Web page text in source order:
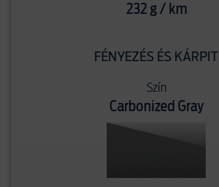
232 g / km
FÉNYEZÉS ÉS KÁRPIT
Szín
Carbonized Gray